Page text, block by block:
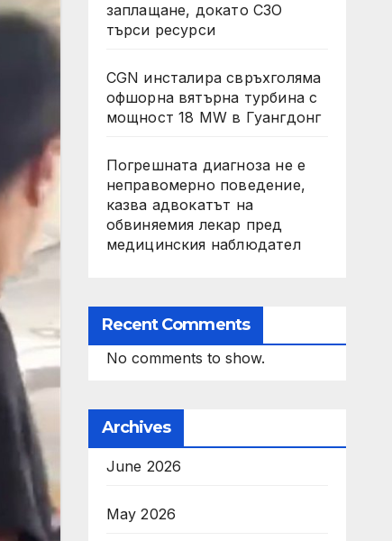
заплащане, докато СЗО
търси ресурси
CGN инсталира свръхголяма
офшорна вятърна турбина с
мощност 18 MW в Гуангдонг
Погрешната диагноза не е
неправомерно поведение,
казва адвокатът на
обвиняемия лекар пред
медицинския наблюдател
Recent Comments
No comments to show.
Archives
June 2026
May 2026